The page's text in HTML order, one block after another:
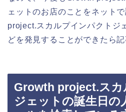
ェットのお店のことをネット
project.スカルプインパクトジ
どを発見することができたら
Growth project.スカ
ジェットの誕生日の